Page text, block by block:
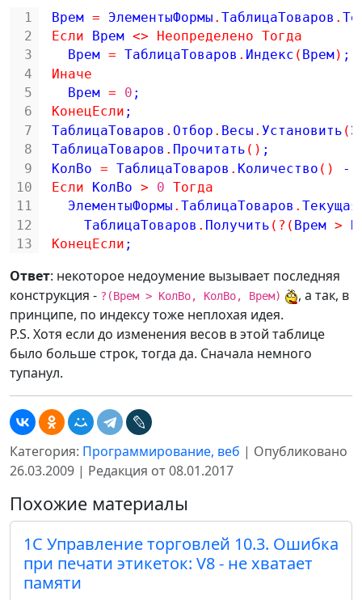
1
2
3
4
5
6
7
8
9
10
11
12
13
Врем = ЭлементыФормы . ТаблицаТоваров .
Если
Врем <> Неопределено Тогда
Врем = ТаблицаТоваров . Индекс ( Врем) ;
Иначе
Врем = 0 ;
КонецЕсли ;
ТаблицаТоваров . Отбор . Весы . Установить (
ТаблицаТоваров . Прочитать ( ) ;
КолВо = ТаблицаТоваров . Количество ( ) -
Если
КолВо > 0 Тогда
ЭлементыФормы . ТаблицаТоваров .
ТаблицаТоваров . Получить ( ? ( Врем >
КонецЕсли ;
Ответ: некоторое недоумение вызывает последняя
конструкция - ?(Врем > КолВо, КолВо, Врем)
, а так, в
принципе, по индексу тоже неплохая идея.
P.S. Хотя если до изменения весов в этой таблице
было больше строк, тогда да. Сначала немного
тупанул.
Категория: Программирование, веб | Опубликовано
26.03.2009 | Редакция от 08.01.2017
Похожие материалы
1С Управление торговлей 10.3. Ошибка
при печати этикеток: V8 - не хватает
памяти